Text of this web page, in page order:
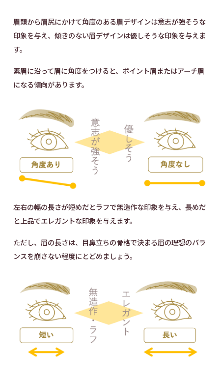
眉頭から眉尻にかけて角度のある眉デザインは意志が強そうな
印象を与え、傾きのない眉デザインは優しそうな印象を与えま
す。
素眉に沿って眉に角度をつけると、ポイント眉またはアーチ眉
になる傾向があります。
左右の幅の長さが短めだとラフで無造作な印象を与え、長めだ
と上品でエレガントな印象を与えます。
ただし、眉の長さは、目鼻立ちの骨格で決まる眉の理想のバラ
ンスを崩さない程度にとどめましょう。